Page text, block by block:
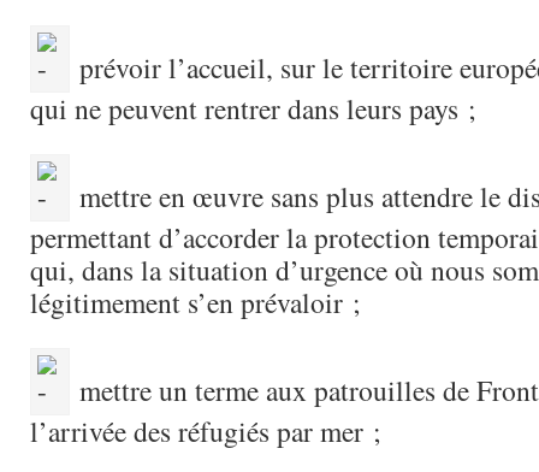
prévoir l’accueil, sur le territoire
qui ne peuvent rentrer dans leurs pays ;
mettre en œuvre sans plus attendre le
permettant d’accorder la protection
qui, dans la situation d’urgence où nous
légitimement s’en prévaloir ;
mettre un terme aux patrouilles de
l’arrivée des réfugiés par mer ;